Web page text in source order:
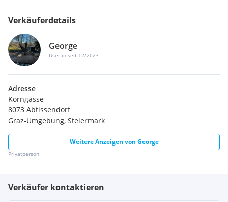
Verkäuferdetails
George
User:in seit 12/2023
Adresse
Korngasse
8073 Abtissendorf
Graz-Umgebung, Steiermark
Weitere Anzeigen von George
Privatperson
Verkäufer kontaktieren